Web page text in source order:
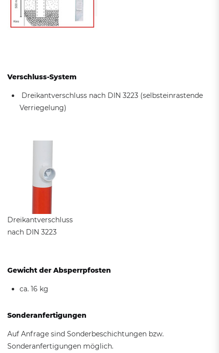
Verschluss-System
Dreikantverschluss nach DIN 3223 (selbsteinrastende
Verriegelung)
Dreikantverschluss
nach DIN 3223
Gewicht der Absperrpfosten
ca. 16 kg
Sonderanfertigungen
Auf Anfrage sind Sonderbeschichtungen bzw.
Sonderanfertigungen möglich.